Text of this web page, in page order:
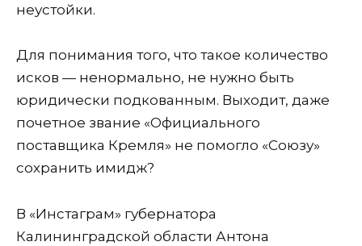
неустойки.
Для понимания того, что такое количество
исков — ненормально, не нужно быть
юридически подкованным. Выходит, даже
почетное звание «Официального
поставщика Кремля» не помогло «Союзу»
сохранить имидж?
В «Инстаграм» губернатора
Калининградской области Антона